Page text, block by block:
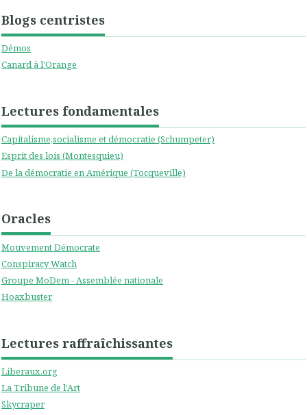
Blogs centristes
Démos
Canard à l'Orange
Lectures fondamentales
Capitalisme,socialisme et démocratie (Schumpeter)
Esprit des lois (Montesquieu)
De la démocratie en Amérique (Tocqueville)
Oracles
Mouvement Démocrate
Conspiracy Watch
Groupe MoDem - Assemblée nationale
Hoaxbuster
Lectures raffraîchissantes
Liberaux.org
La Tribune de l'Art
Skycraper